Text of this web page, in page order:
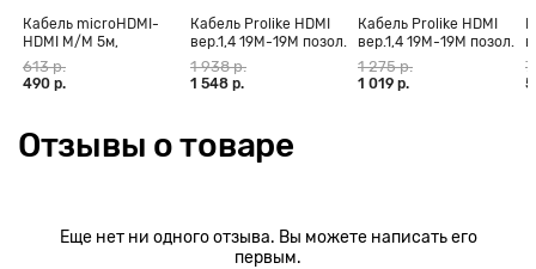
Кабель microHDMI-
HDMI M/M 5м,
позолоченные
контакты Blister box
613 р.
490 р.
Кабель Prolike HDMI
вер.1,4 19М-19М позол.
конт., ферритовые
кольца, 30 м
1 938 р.
1 548 р.
Кабель Prolike HDMI
вер.1,4 19М-19М позол.
конт., ферритовые
кольца, 20 м
1 275 р.
1 019 р.
Отзывы о товаре
Еще нет ни одного отзыва. Вы можете написать его
первым.